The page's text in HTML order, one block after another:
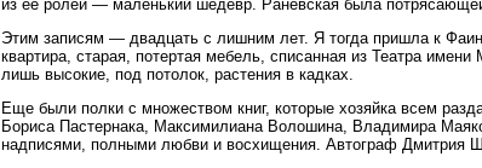
из ее ролей — маленький шедевр. Раневская была
Этим записям — двадцать с лишним лет. Я тогда пришла к
квартира, старая, потертая мебель, списанная из Театра
лишь высокие, под потолок, растения в кадках.
Еще были полки с множеством книг, которые хозяйка всем
Бориса Пастернака, Максимилиана Волошина, Владимира
надписями, полными любви и восхищения. Автограф Дмитрия